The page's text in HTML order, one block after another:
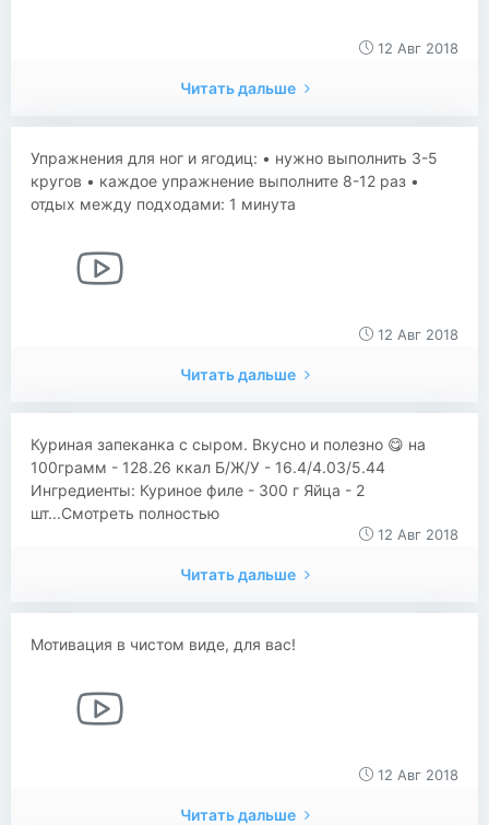
12 Авг 2018
Читать дальше
Упражнения для ног и ягодиц: • нужно выполнить 3-5
кругов • каждое упражнение выполните 8-12 раз •
отдых между подходами: 1 минута
12 Авг 2018
Читать дальше
​​Куриная запеканка с сыром. Вкусно и полезно 😋 на
100грамм - 128.26 ккал Б/Ж/У - 16.4/4.03/5.44
Ингредиенты: Куриное филе - 300 г Яйца - 2
шт...Смотреть полностью
12 Авг 2018
Читать дальше
Мотивация в чистом виде, для вас!
12 Авг 2018
Читать дальше